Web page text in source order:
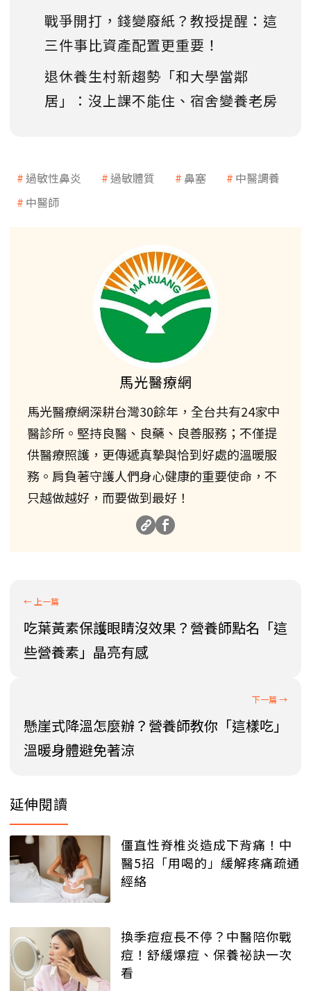
戰爭開打，錢變廢紙？教授提醒：這
三件事比資產配置更重要！
退休養生村新趨勢「和大學當鄰
居」：沒上課不能住、宿舍變養老房
過敏性鼻炎 過敏體質 鼻塞
中醫調養
中醫師
馬光醫療網
馬光醫療網深耕台灣30餘年，全台共有24家中
醫診所。堅持良醫、良藥、良善服務；不僅提
供醫療照護，更傳遞真摯與恰到好處的溫暖服
務。肩負著守護人們身心健康的重要使命，不
只越做越好，而要做到最好！
吃葉黃素保護眼睛沒效果？營養師點名「這
些營養素」晶亮有感
懸崖式降溫怎麼辦？營養師教你「這樣吃」
溫暖身體避免著涼
延伸閱讀
僵直性脊椎炎造成下背痛！中
醫5招「用喝的」緩解疼痛疏通
經絡
換季痘痘長不停？中醫陪你戰
痘！舒緩爆痘、保養祕訣一次
看